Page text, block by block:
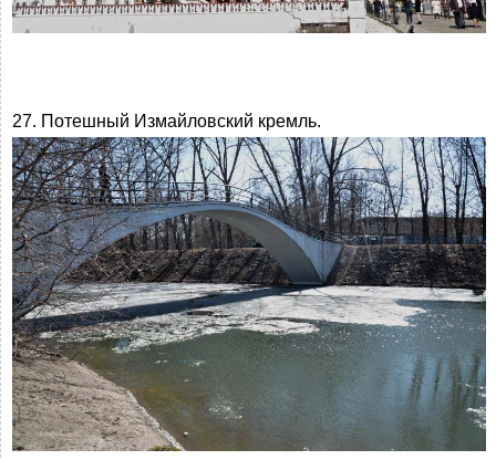
27. Потешный Измайловский кремль.